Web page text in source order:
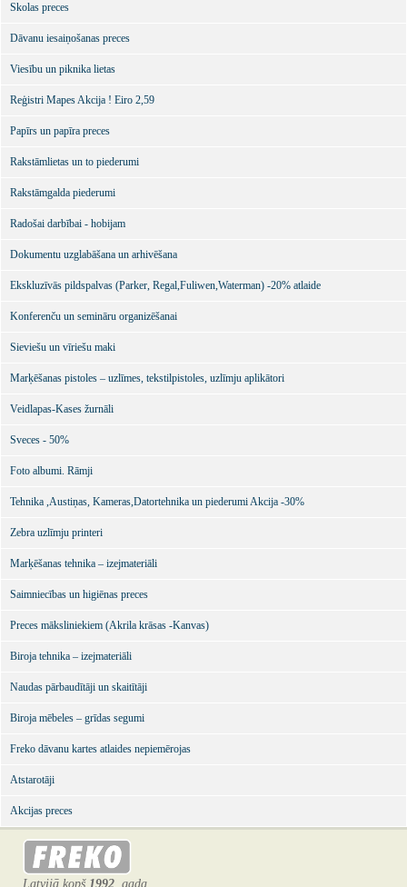
Skolas preces
Dāvanu iesaiņošanas preces
Viesību un piknika lietas
Reģistri Mapes Akcija ! Eiro 2,59
Papīrs un papīra preces
Rakstāmlietas un to piederumi
Rakstāmgalda piederumi
Radošai darbībai - hobijam
Dokumentu uzglabāšana un arhivēšana
Ekskluzīvās pildspalvas (Parker, Regal,Fuliwen,Waterman) -20% atlaide
Konferenču un semināru organizēšanai
Sieviešu un vīriešu maki
Marķēšanas pistoles – uzlīmes, tekstilpistoles, uzlīmju aplikātori
Veidlapas-Kases žurnāli
Sveces - 50%
Foto albumi. Rāmji
Tehnika ,Austiņas, Kameras,Datortehnika un piederumi Akcija -30%
Zebra uzlīmju printeri
Marķēšanas tehnika – izejmateriāli
Saimniecības un higiēnas preces
Preces māksliniekiem (Akrila krāsas -Kanvas)
Biroja tehnika – izejmateriāli
Naudas pārbaudītāji un skaitītāji
Biroja mēbeles – grīdas segumi
Freko dāvanu kartes atlaides nepiemērojas
Atstarotāji
Akcijas preces
Latvijā kopš 1992 . gada